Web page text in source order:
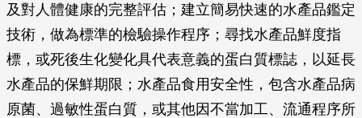
及對人體健康的完整評估；建立簡易快速的水產品鑑定
技術，做為標準的檢驗操作程序；尋找水產品鮮度指
標，或死後生化變化具代表意義的蛋白質標誌，以延長
水產品的保鮮期限；水產品食用安全性，包含水產品病
原菌、過敏性蛋白質，或其他因不當加工、流通程序所